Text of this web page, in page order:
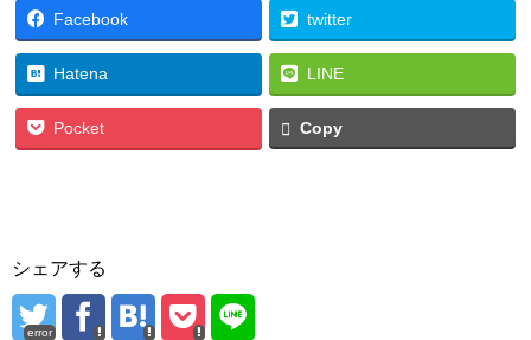
Facebook twitter
Hatena LINE
Pocket Copy
シェアする
error